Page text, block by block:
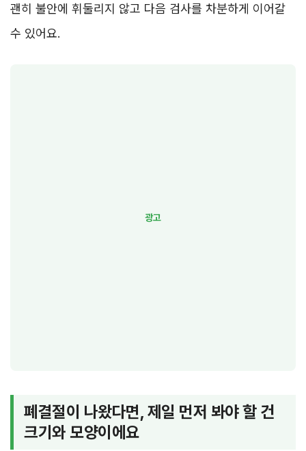
괜히 불안에 휘둘리지 않고 다음 검사를 차분하게 이어갈
수 있어요.
폐결절이 나왔다면, 제일 먼저 봐야 할 건
크기와 모양이에요